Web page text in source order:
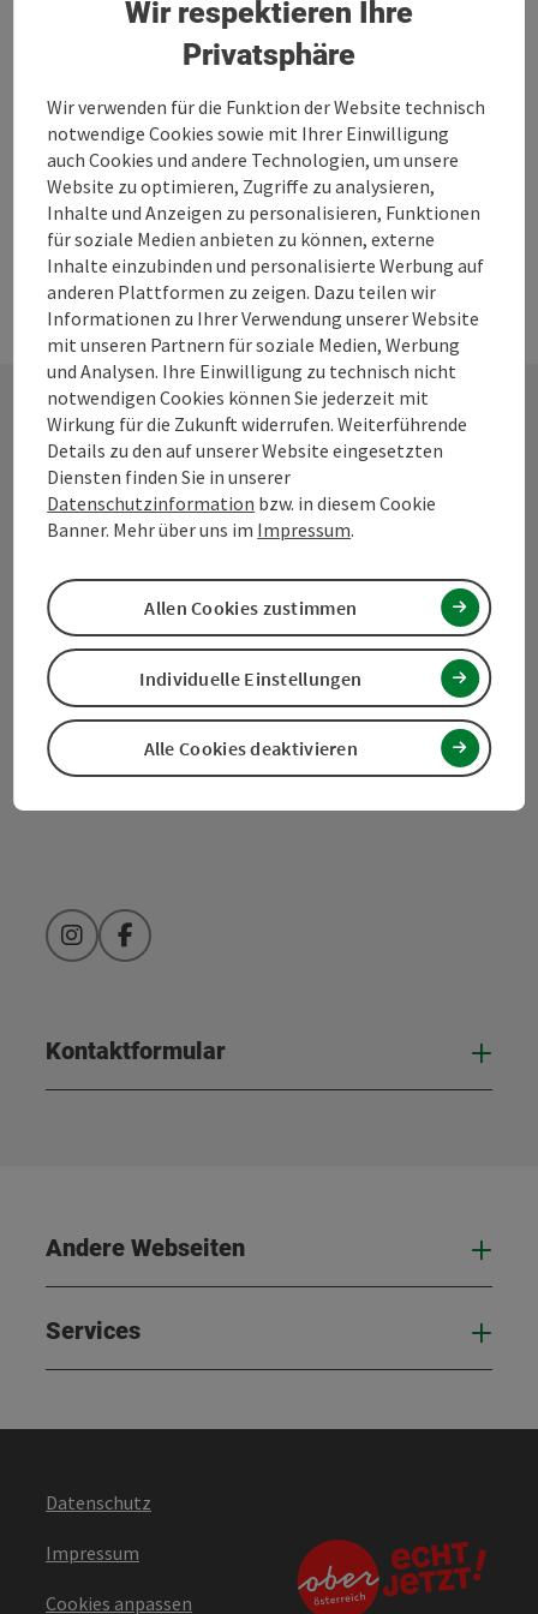
Bad Leonfelden
Öffnungszeiten
MOMontag geöffnet
DIDienstag geöffnet
MIMittwoch geöffnet
DODonnerstag geöffnet
FRFreitag geöffnet
SASamstag geöffnet
SOSonntag geöffnet
FEFeiertag geöffnet
Kontakt
Hauptplatz 19
4190 Bad Leonfelden
+43 5 07263 - 100
info@muehlviertel.at
InstagramFacebook
Kontaktformular
Andere Webseiten
Services
Datenschutz
Impressum
Cookies anpassen
Wir respektieren Ihre
Privatsphäre
Wir verwenden für die Funktion der Website technisch
notwendige Cookies sowie mit Ihrer Einwilligung
auch Cookies und andere Technologien, um unsere
Website zu optimieren, Zugriffe zu analysieren,
Inhalte und Anzeigen zu personalisieren, Funktionen
für soziale Medien anbieten zu können, externe
Inhalte einzubinden und personalisierte Werbung auf
anderen Plattformen zu zeigen. Dazu teilen wir
Informationen zu Ihrer Verwendung unserer Website
mit unseren Partnern für soziale Medien, Werbung
und Analysen. Ihre Einwilligung zu technisch nicht
notwendigen Cookies können Sie jederzeit mit
Wirkung für die Zukunft widerrufen. Weiterführende
Details zu den auf unserer Website eingesetzten
Diensten finden Sie in unserer
Datenschutzinformation bzw. in diesem Cookie
Banner. Mehr über uns im Impressum.
Alle Cookies deaktivieren
Individuelle Einstellungen
Allen Cookies zustimmen